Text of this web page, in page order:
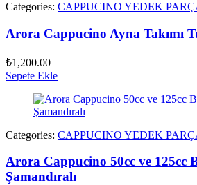
Categories: CAPPUCINO YEDEK
Arora Cappucino Ayna Takımı
₺1,200.00
Sepete Ekle
Categories: CAPPUCINO YEDEK
Arora Cappucino 50cc ve 125cc
Şamandıralı